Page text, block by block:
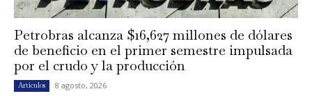
Petrobras alcanza $16,627 millones de dólares
de beneficio en el primer semestre impulsada
por el crudo y la producción
Artículos 8 agosto, 2026